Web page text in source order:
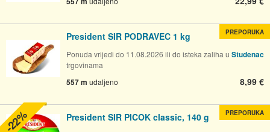
President SIR PODRAVEC 1 kg
Ponuda vrijedi do 11.08.2026 ili do isteka zaliha u Studenac
trgovinama
557 m udaljeno 8,99 €
PREPORUKA
President SIR PICOK classic, 140 g PREPORUKA
-22%